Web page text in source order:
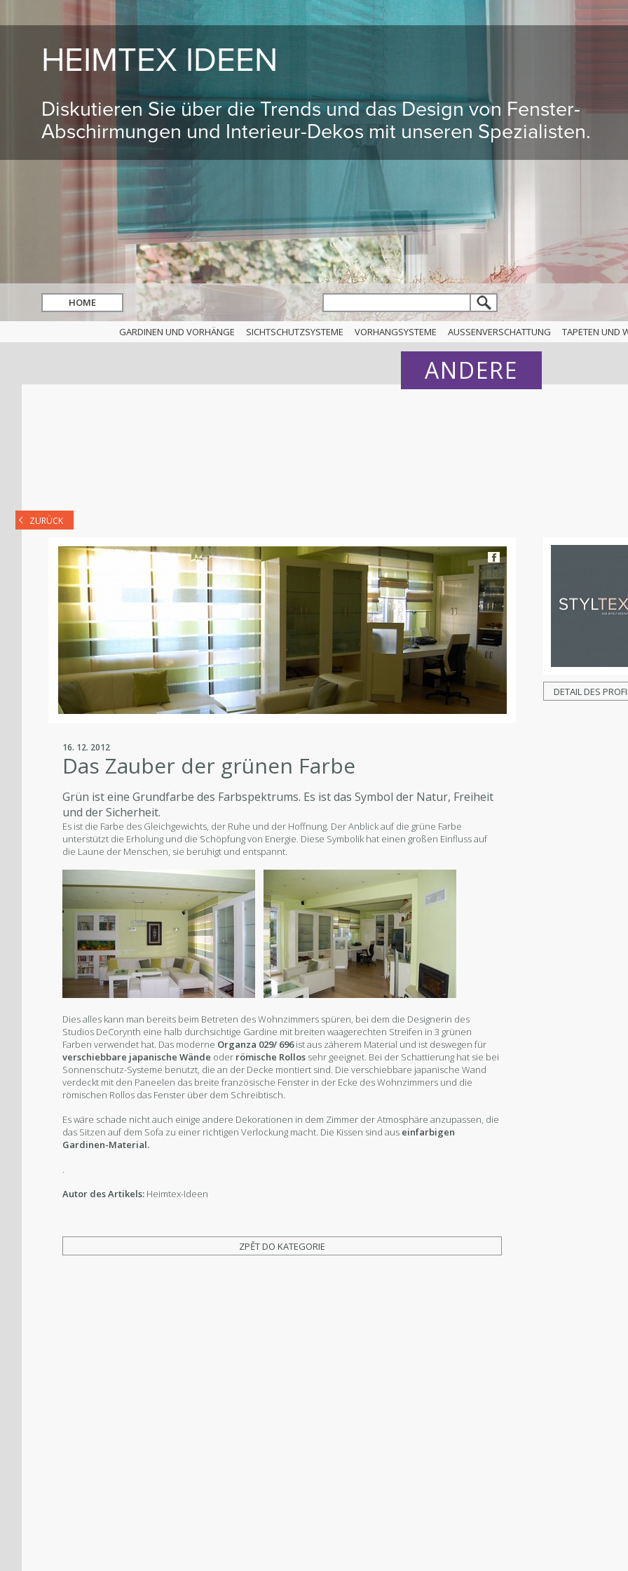
HEIMTEX IDEEN
Diskutieren Sie über die Trends und das Design von Fenster-
Abschirmungen und Interieur-Dekos mit unseren Spezialisten.
HOME hledat
GARDINEN UND VORHÄNGE SICHTSCHUTZSYSTEME VORHANGSYSTEME AUSSENVERSCHATTUNG TAPETEN UND
ANDERE
ZURÜCK
16. 12. 2012
Das Zauber der grünen Farbe
Grün ist eine Grundfarbe des Farbspektrums. Es ist das Symbol der Natur, Freiheit
und der Sicherheit.
Es ist die Farbe des Gleichgewichts, der Ruhe und der Hoffnung. Der Anblick auf die grüne Farbe
unterstützt die Erholung und die Schöpfung von Energie. Diese Symbolik hat einen großen Einfluss auf
die Laune der Menschen, sie beruhigt und entspannt.
Dies alles kann man bereits beim Betreten des Wohnzimmers spüren, bei dem die Designerin des
Studios DeCorynth eine halb durchsichtige Gardine mit breiten waagerechten Streifen in 3 grünen
Farben verwendet hat. Das moderne Organza 029/ 696ist aus zäherem Material und ist deswegen für
verschiebbare japanische Wände oder römische Rollos sehr geeignet. Bei der Schattierung hat sie bei
Sonnenschutz-Systeme benutzt, die an der Decke montiert sind. Die verschiebbare japanische Wand
verdeckt mit den Paneelen das breite französische Fenster in der Ecke des Wohnzimmers und die
römischen Rollos das Fenster über dem Schreibtisch.
Es wäre schade nicht auch einige andere Dekorationen in dem Zimmer der Atmosphäre anzupassen, die
das Sitzen auf dem Sofa zu einer richtigen Verlockung macht. Die Kissen sind aus einfarbigen
Gardinen-Material.
.
Autor des Artikels: Heimtex-Ideen
ZPĚT DO KATEGORIE
DETAIL DES